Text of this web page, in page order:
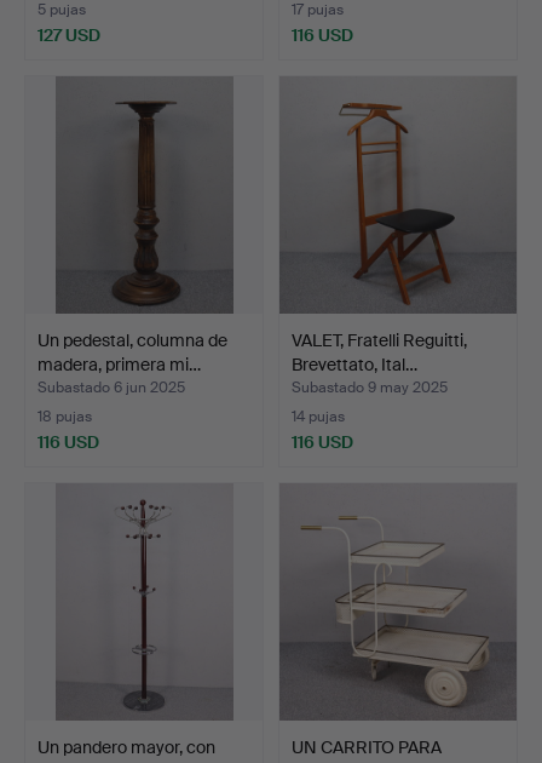
5 pujas
127 USD
17 pujas
116 USD
Un pedestal, columna de
madera, primera mi…
Subastado 6 jun 2025
18 pujas
116 USD
VALET, Fratelli Reguitti,
Brevettato, Ital…
Subastado 9 may 2025
14 pujas
116 USD
Un pandero mayor, con
UN CARRITO PARA